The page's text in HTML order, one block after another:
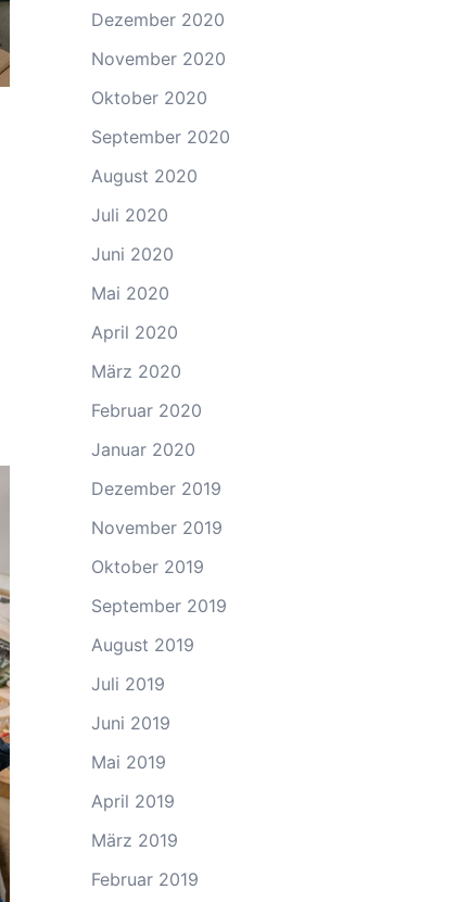
Dezember 2020
November 2020
Oktober 2020
September 2020
August 2020
Juli 2020
Juni 2020
Mai 2020
April 2020
März 2020
Februar 2020
Januar 2020
Dezember 2019
November 2019
Oktober 2019
September 2019
August 2019
Juli 2019
Juni 2019
Mai 2019
April 2019
März 2019
Februar 2019